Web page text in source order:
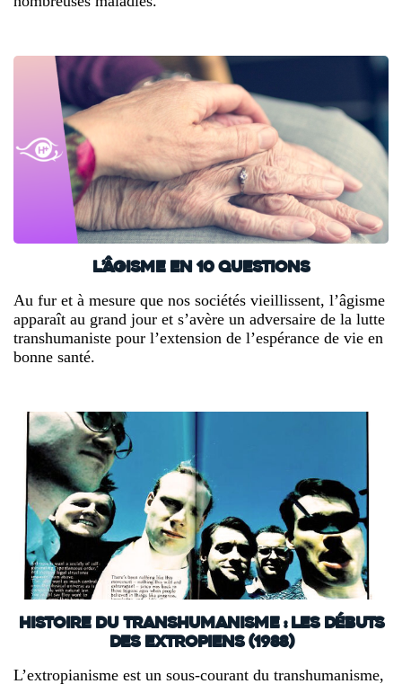
L’âgisme en 10 questions
Au fur et à mesure que nos sociétés vieillissent, l’âgisme
apparaît au grand jour et s’avère un adversaire de la lutte
transhumaniste pour l’extension de l’espérance de vie en
bonne santé.
Histoire du transhumanisme : les débuts
des Extropiens (1988)
L’extropianisme est un sous-courant du transhumanisme,